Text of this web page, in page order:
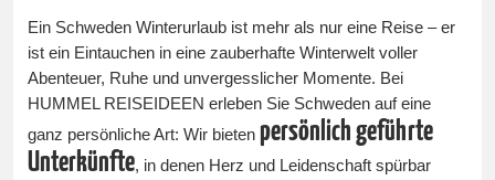
Ein Schweden Winterurlaub ist mehr als nur eine Reise – er
ist ein Eintauchen in eine zauberhafte Winterwelt voller
Abenteuer, Ruhe und unvergesslicher Momente. Bei
HUMMEL REISEIDEEN erleben Sie Schweden auf eine
ganz persönliche Art: Wir bieten persönlich geführte
Unterkünfte, in denen Herz und Leidenschaft spürbar